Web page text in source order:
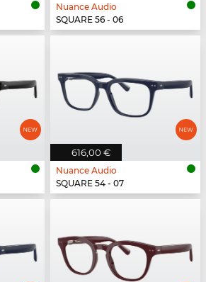
Nuance Audio
SQUARE 56 - 06
616,00 €
Nuance Audio
SQUARE 54 - 07